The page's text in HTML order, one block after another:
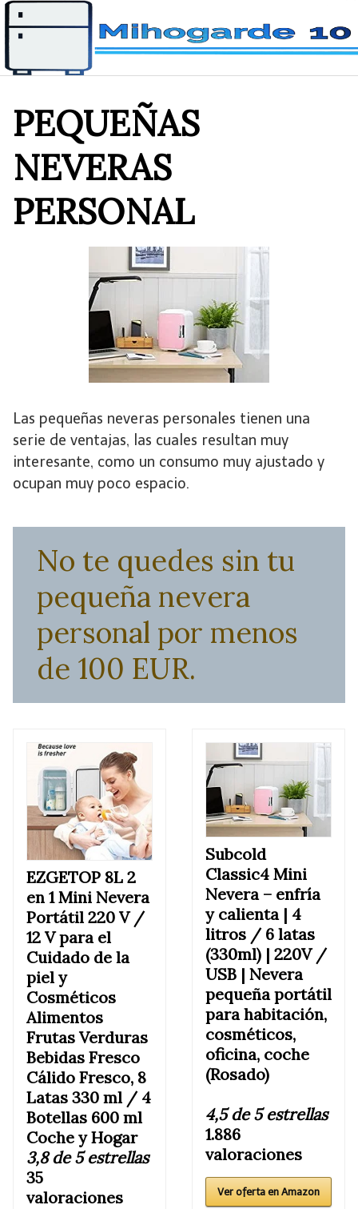
Saltar
al
contenido
PEQUEÑAS
NEVERAS
PERSONAL
Las pequeñas neveras personales tienen una
serie de ventajas, las cuales resultan muy
interesante, como un consumo muy ajustado y
ocupan muy poco espacio.
No te quedes sin tu
pequeña nevera
personal por menos
de 100 EUR.
EZGETOP 8L 2
en 1 Mini Nevera
Portátil 220 V /
12 V para el
Cuidado de la
piel y
Cosméticos
Alimentos
Frutas Verduras
Bebidas Fresco
Cálido Fresco, 8
Latas 330 ml / 4
Botellas 600 ml
Coche y Hogar
3,8 de 5 estrellas
35
valoraciones
Subcold
Classic4 Mini
Nevera – enfría
y calienta | 4
litros / 6 latas
(330ml) | 220V /
USB | Nevera
pequeña portátil
para habitación,
cosméticos,
oficina, coche
(Rosado)
4,5 de 5 estrellas
1.886
valoraciones
Ver oferta en Amazon